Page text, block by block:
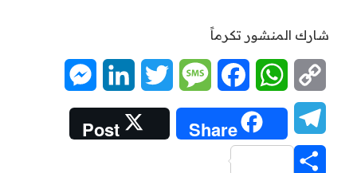
شارك المنشور تكرماً
Copy
Link
WhatsApp
Facebook
Message
Twitter
LinkedIn
Telegram
Share
Post